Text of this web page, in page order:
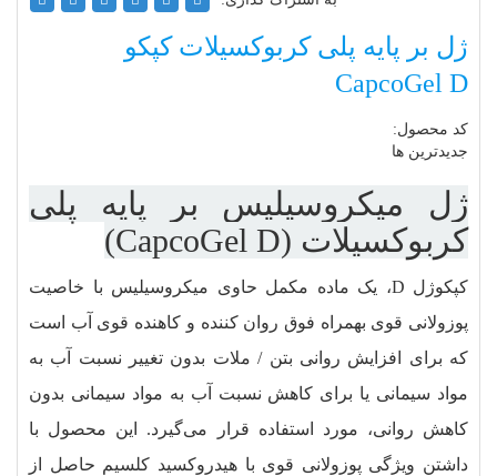
ژل بر پایه پلی کربوکسیلات کپکو
CapcoGel D
کد محصول:
جدیدترین ها
ژل میکروسیلیس بر پایه پلی
کربوکسیلات (CapcoGel D)
کپکوژل D، یک ماده مکمل حاوی میکروسیلیس با خاصیت
پوزولانی قوی بهمراه فوق روان‏ کننده و کاهنده قوی آب است
که برای افزایش روانی بتن / ملات بدون تغییر نسبت آب به
مواد سیمانی یا برای کاهش نسبت آب به مواد سیمانی بدون
کاهش روانی، مورد استفاده قرار می‌گیرد. این محصول با
داشتن ویژگی پوزولانی قوی با هیدروکسید کلسیم حاصل از